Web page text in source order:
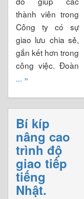
thành viên trong
Công ty có sự
giao lưu chia sẻ,
gắn kết hơn trong
công việc. Đoàn
... »
Bí kíp
nâng cao
trình độ
giao tiếp
tiếng
Nhật.